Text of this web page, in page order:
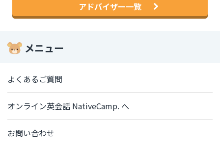
アドバイザー一覧
メニュー
よくあるご質問
オンライン英会話 NativeCamp. へ
お問い合わせ